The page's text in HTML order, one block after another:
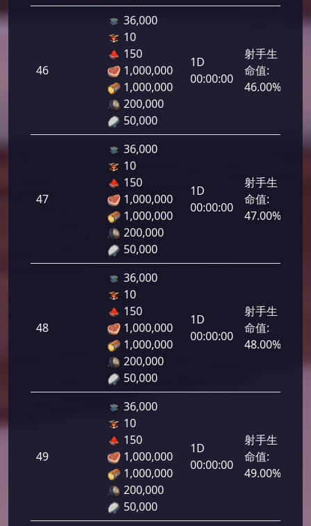
46
36,000
10
150
1,000,000
1,000,000
200,000
50,000
1D
00:00:00
射手生
命值:
46.00%
47
36,000
10
150
1,000,000
1,000,000
200,000
50,000
1D
00:00:00
射手生
命值:
47.00%
48
36,000
10
150
1,000,000
1,000,000
200,000
50,000
1D
00:00:00
射手生
命值:
48.00%
49
36,000
10
150
1,000,000
1,000,000
200,000
50,000
1D
00:00:00
射手生
命值:
49.00%